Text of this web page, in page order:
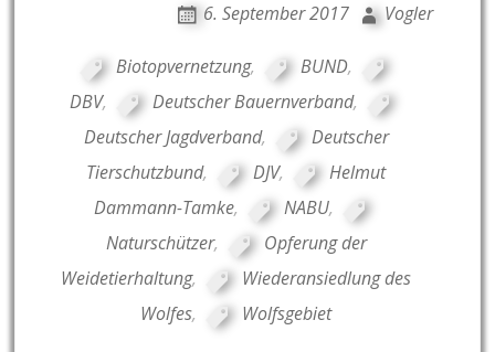
6. September 2017 Vogler
Biotopvernetzung, BUND,
DBV, Deutscher Bauernverband,
Deutscher Jagdverband,
Deutscher
Tierschutzbund, DJV,
Helmut
Dammann-Tamke, NABU,
Naturschützer,
Opferung der
Weidetierhaltung,
Wiederansiedlung des
Wolfes, Wolfsgebiet